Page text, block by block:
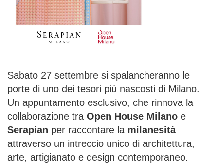
Sabato 27 settembre si spalancheranno le
porte di uno dei tesori più nascosti di Milano.
Un appuntamento esclusivo, che rinnova la
collaborazione tra Open House Milano e
Serapian per raccontare la milanesità
attraverso un intreccio unico di architettura,
arte, artigianato e design contemporaneo.